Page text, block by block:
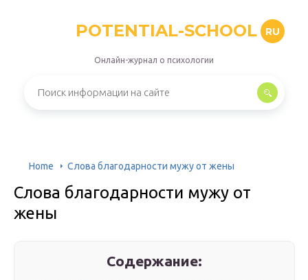
POTENTIAL-SCHOOL RU
Онлайн-журнал о психологии
Home Слова благодарности мужу от жены
Слова благодарности мужу от
жены
Содержание: